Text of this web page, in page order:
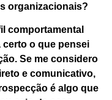
organizacionais?
comportamental
certo o que pensei
Se me considero
e comunicativo,
é algo que